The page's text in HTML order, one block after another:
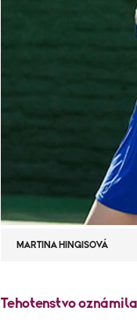
MARTINA HINGISOVÁ
Tehotenstvo